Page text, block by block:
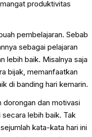
produktivitas
pembelajaran. Sebab
sebagai pelajaran
lebih baik. Misalnya saja
bijak, memanfaatkan
di banding hari kemarin.
dorongan dan motivasi
lebih baik. Tak
kata-kata hari ini